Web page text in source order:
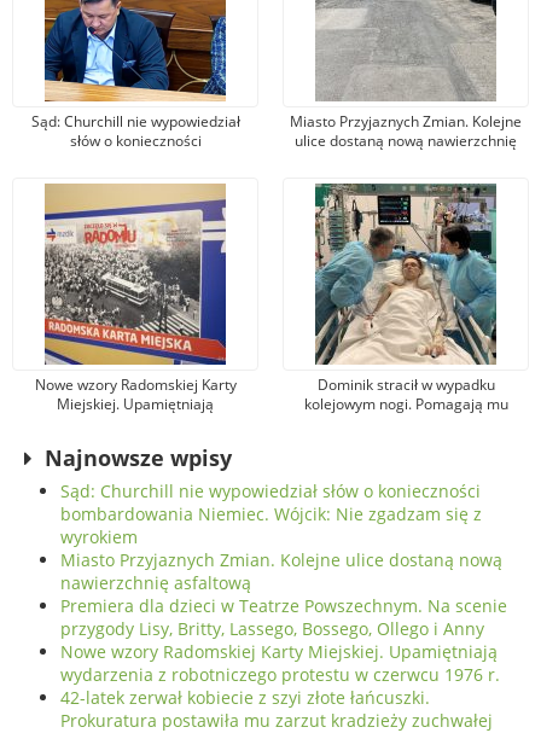
Sąd: Churchill nie wypowiedział
słów o konieczności
Nie zgadzam się z wyrokiem
Miasto Przyjaznych Zmian. Kolejne
ulice dostaną nową nawierzchnię
Nowe wzory Radomskiej Karty
Miejskiej. Upamiętniają
Dominik stracił w wypadku
kolejowym nogi. Pomagają mu
Najnowsze wpisy
Sąd: Churchill nie wypowiedział słów o konieczności
bombardowania Niemiec. Wójcik: Nie zgadzam się z
wyrokiem
Miasto Przyjaznych Zmian. Kolejne ulice dostaną nową
nawierzchnię asfaltową
Premiera dla dzieci w Teatrze Powszechnym. Na scenie
przygody Lisy, Britty, Lassego, Bossego, Ollego i Anny
Nowe wzory Radomskiej Karty Miejskiej. Upamiętniają
wydarzenia z robotniczego protestu w czerwcu 1976 r.
42-latek zerwał kobiecie z szyi złote łańcuszki.
Prokuratura postawiła mu zarzut kradzieży zuchwałej